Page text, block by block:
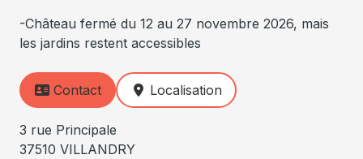
-Château fermé du 12 au 27 novembre 2026, mais
les jardins restent accessibles
Contact Localisation
3 rue Principale
37510 VILLANDRY